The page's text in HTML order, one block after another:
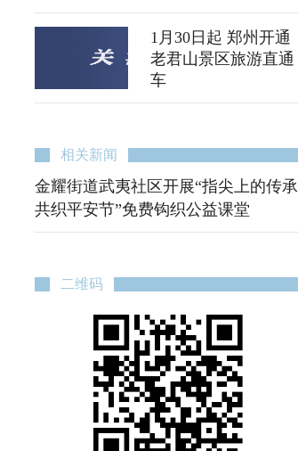
1月30日起 郑州开通
老君山景区旅游直通
车
相关新闻
金耀街道武夷社区开展“指尖上的传承
共织平安节”免费钩织公益课堂
二维码